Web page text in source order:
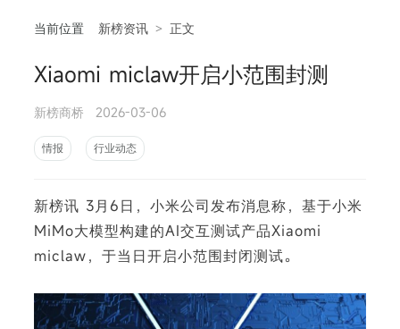
当前位置 新榜资讯 > 正文
Xiaomi miclaw开启小范围封测
新榜商桥 2026-03-06
情报 行业动态
新榜讯 3月6日，小米公司发布消息称，基于小米
MiMo大模型构建的AI交互测试产品Xiaomi
miclaw，于当日开启小范围封闭测试。